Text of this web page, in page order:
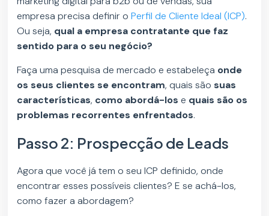
empresa precisa definir oPerfil de Cliente Ideal (ICP).
Ou seja, qual a empresa contratante que faz
sentido para o seu negócio?
Faça uma pesquisa de mercado e estabeleça onde
os seus clientes se encontram, quais sãosuas
características, como abordá-lose quais são os
problemas recorrentes enfrentados.
Passo 2: Prospecção de Leads
Agora que você já tem o seu ICP definido, onde
encontrar esses possíveis clientes? E se achá-los,
como fazer a abordagem?